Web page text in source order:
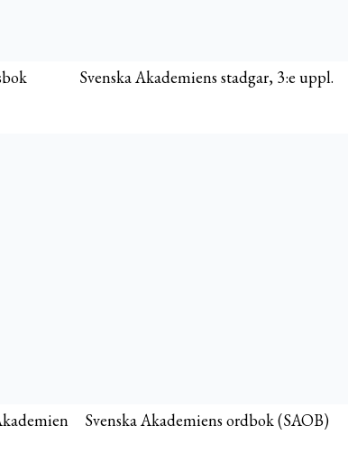
Svenska Akademiens stadgar, 3:e uppl.
Svenska Akademiens ordbok (SAOB)